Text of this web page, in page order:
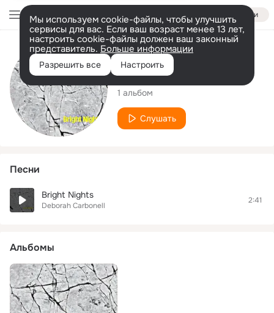
Войти
Мы используем cookie-файлы, чтобы улучшить
сервисы для вас. Если ваш возраст менее 13 лет,
настроить cookie-файлы должен ваш законный
представитель. Больше информации
Разрешить все Настроить
Исполнитель
Deborah Carbonell
1 альбом
Слушать
Песни
Bright Nights
Deborah Carbonell
2:41
Альбомы